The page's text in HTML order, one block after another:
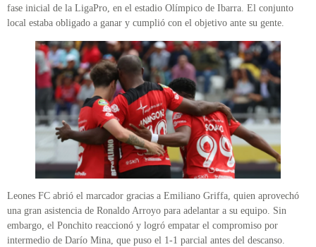
fase inicial de la LigaPro, en el estadio Olímpico de Ibarra. El conjunto
local estaba obligado a ganar y cumplió con el objetivo ante su gente.
Leones FC abrió el marcador gracias a Emiliano Griffa, quien aprovechó
una gran asistencia de Ronaldo Arroyo para adelantar a su equipo. Sin
embargo, el Ponchito reaccionó y logró empatar el compromiso por
intermedio de Darío Mina, que puso el 1-1 parcial antes del descanso.